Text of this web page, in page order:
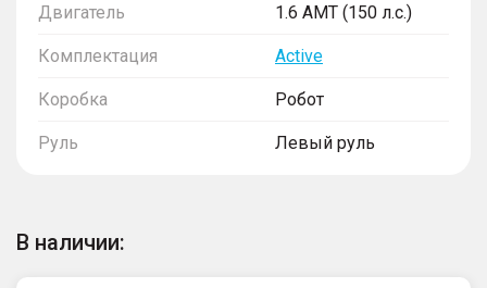
Двигатель 1.6 AMT (150 л.с.)
Комплектация Active
Коробка Робот
Руль Левый руль
В наличии: